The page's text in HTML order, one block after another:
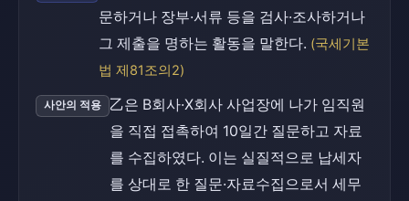
문하거나 장부·서류 등을 검사·조사하거나
그 제출을 명하는 활동을 말한다. (국세기본
법 제81조의2)
사안의 적용
乙은 B회사·X회사 사업장에 나가 임직원
을 직접 접촉하여 10일간 질문하고 자료
를 수집하였다. 이는 실질적으로 납세자
를 상대로 한 질문·자료수집으로서 세무